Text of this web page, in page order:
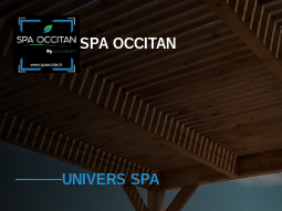
SPA OCCITAN
UNIVERS SPA